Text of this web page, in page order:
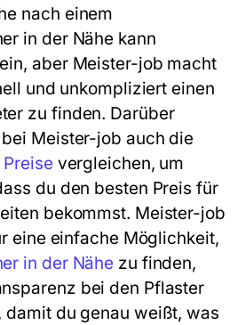
nach einem
in der Nähe kann
aber Meister-job macht
und unkompliziert einen
zu finden. Darüber
Meister-job auch die
vergleichen, um
du den besten Preis für
bekommst. Meister-job
eine einfache Möglichkeit,
in der Nähe zu finden,
bei den Pflaster
damit du genau weißt, was